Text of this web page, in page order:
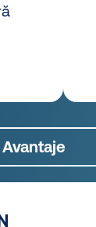
Avantaje